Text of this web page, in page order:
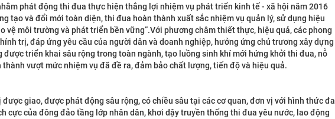
phát động thi đua thực hiện thắng lợi nhiệm vụ phát triển kinh tế - xã hội năm 2016
tạo và đổi mới toàn diện, thi đua hoàn thành xuất sắc nhiệm vụ quản lý, sử dụng hiệu
vệ môi trường và phát triển bền vững”.Với phương châm thiết thực, hiệu quả, các phong
trị, đáp ứng yêu cầu của người dân và doanh nghiệp, hưởng ứng chủ trương xây dựng
được triển khai sâu rộng trong toàn ngành, tạo luồng sinh khí mới hứng khởi thi đua, nỗ
vượt mức nhiệm vụ đã đề ra, đảm bảo chất lượng, tiến độ và hiệu quả.
giao, được phát động sâu rộng, có chiều sâu tại các cơ quan, đơn vị với hình thức đa
cực của đông đảo tầng lớp nhân dân, khơi dậy truyền thống thi đua yêu nước, lao động